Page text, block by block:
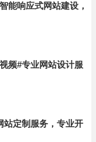
能响应式网站建设，
频#专业网站设计服
站定制服务，专业开